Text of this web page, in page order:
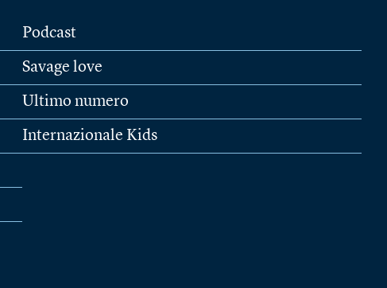
Podcast
Savage love
Ultimo numero
Internazionale Kids